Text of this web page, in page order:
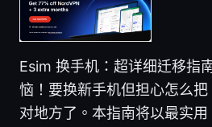
Esim 换手机：超详细迁移指
恼！要换新手机但担心怎么
对地方了。本指南将以最实